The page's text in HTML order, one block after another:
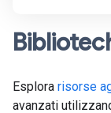
Esplora risorse
avanzati